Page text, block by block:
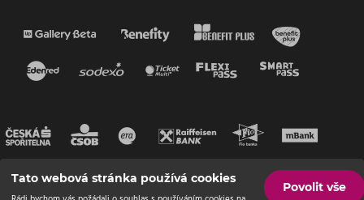
Tato webová stránka používá cookies
Povolit vše